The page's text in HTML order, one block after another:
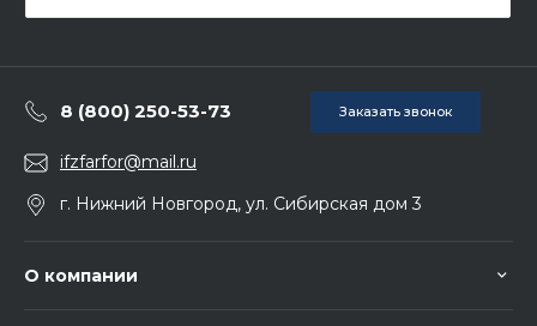
8 (800) 250-53-73 Заказать звонок
ifzfarfor@mail.ru
г. Нижний Новгород, ул. Сибирская дом 3
О компании